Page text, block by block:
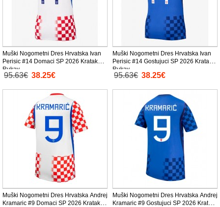
Muški Nogometni Dres Hrvatska Ivan
Perisic #14 Domaci SP 2026 Kratak
Rukav
95.63€ 38.25€
Muški Nogometni Dres Hrvatska Ivan
Perisic #14 Gostujuci SP 2026 Kratak
Rukav
95.63€ 38.25€
Muški Nogometni Dres Hrvatska Andrej
Kramaric #9 Domaci SP 2026 Kratak
Muški Nogometni Dres Hrvatska Andrej
Kramaric #9 Gostujuci SP 2026 Kratak